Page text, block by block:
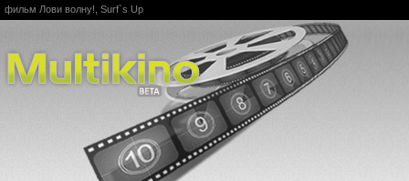
Multikino
фильм Лови волну!, Surf`s Up